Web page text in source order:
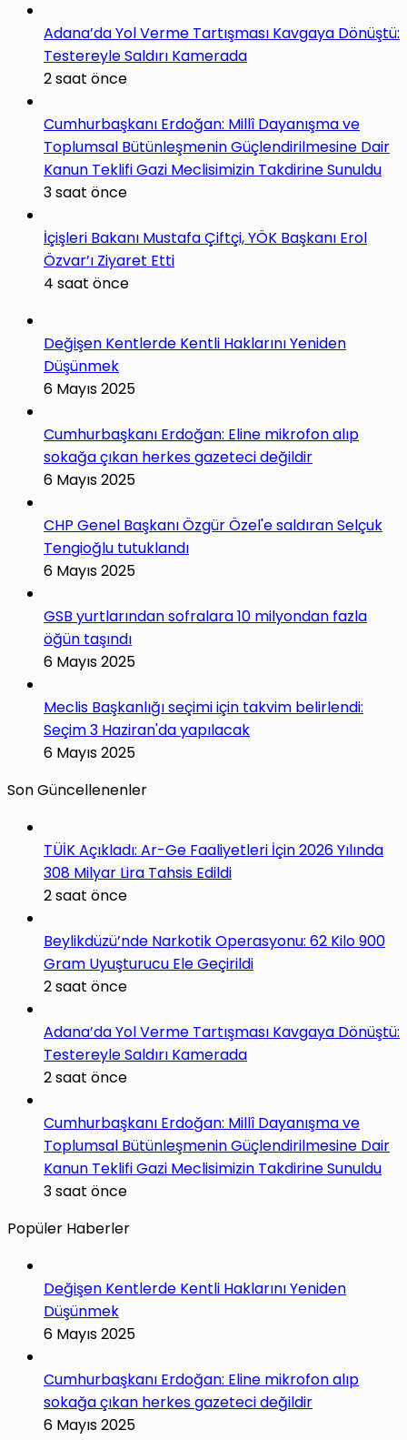
Adana’da Yol Verme Tartışması Kavgaya Dönüştü:
Testereyle Saldırı Kamerada
2 saat önce
Cumhurbaşkanı Erdoğan: Millî Dayanışma ve
Toplumsal Bütünleşmenin Güçlendirilmesine Dair
Kanun Teklifi Gazi Meclisimizin Takdirine Sunuldu
3 saat önce
İçişleri Bakanı Mustafa Çiftçi, YÖK Başkanı Erol
Özvar’ı Ziyaret Etti
4 saat önce
Değişen Kentlerde Kentli Haklarını Yeniden
Düşünmek
6 Mayıs 2025
Cumhurbaşkanı Erdoğan: Eline mikrofon alıp
sokağa çıkan herkes gazeteci değildir
6 Mayıs 2025
CHP Genel Başkanı Özgür Özel'e saldıran Selçuk
Tengioğlu tutuklandı
6 Mayıs 2025
GSB yurtlarından sofralara 10 milyondan fazla
öğün taşındı
6 Mayıs 2025
Meclis Başkanlığı seçimi için takvim belirlendi:
Seçim 3 Haziran'da yapılacak
6 Mayıs 2025
Son Güncellenenler
TÜİK Açıkladı: Ar-Ge Faaliyetleri İçin 2026 Yılında
308 Milyar Lira Tahsis Edildi
2 saat önce
Beylikdüzü’nde Narkotik Operasyonu: 62 Kilo 900
Gram Uyuşturucu Ele Geçirildi
2 saat önce
Adana’da Yol Verme Tartışması Kavgaya Dönüştü:
Testereyle Saldırı Kamerada
2 saat önce
Cumhurbaşkanı Erdoğan: Millî Dayanışma ve
Toplumsal Bütünleşmenin Güçlendirilmesine Dair
Kanun Teklifi Gazi Meclisimizin Takdirine Sunuldu
3 saat önce
Popüler Haberler
Değişen Kentlerde Kentli Haklarını Yeniden
Düşünmek
6 Mayıs 2025
Cumhurbaşkanı Erdoğan: Eline mikrofon alıp
sokağa çıkan herkes gazeteci değildir
6 Mayıs 2025